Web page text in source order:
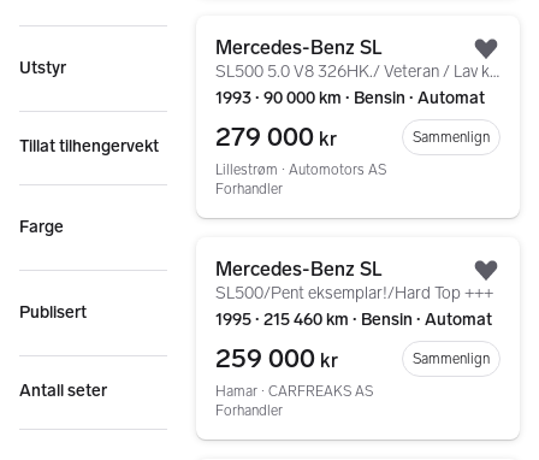
Utstyr
Tillat tilhengervekt
Farge
Publisert
Antall seter
Mercedes-Benz SL
SL500 5.0 V8 326HK./ Veteran / Lav km./Hard-Top/EU-2027
1993 ∙ 90 000 km ∙ Bensin ∙ Automat
279 000 kr
Sammenlign
Lillestrøm ∙ Automotors AS
Forhandler
Mercedes-Benz SL
SL500/Pent eksemplar!/Hard Top +++
1995 ∙ 215 460 km ∙ Bensin ∙ Automat
259 000 kr
Sammenlign
Hamar ∙ CARFREAKS AS
Forhandler